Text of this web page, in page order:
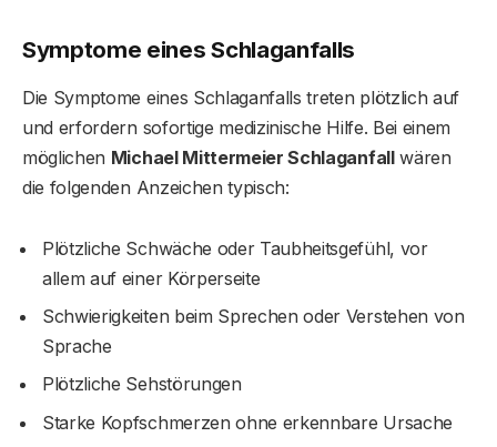
Symptome eines Schlaganfalls
Die Symptome eines Schlaganfalls treten plötzlich auf
und erfordern sofortige medizinische Hilfe. Bei einem
möglichen Michael Mittermeier Schlaganfallwären
die folgenden Anzeichen typisch:
Plötzliche Schwäche oder Taubheitsgefühl, vor
allem auf einer Körperseite
Schwierigkeiten beim Sprechen oder Verstehen von
Sprache
Plötzliche Sehstörungen
Starke Kopfschmerzen ohne erkennbare Ursache